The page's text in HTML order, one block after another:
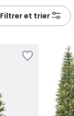
Filtrer et trier